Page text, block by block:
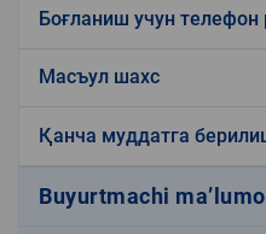
Боғланиш учун телефон
Масъул шахс
Қанча муддатга
Buyurtmachi